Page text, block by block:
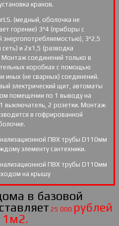
кранов.
(медный, оболочка не
горение) 3*4 (приборы с
энергопотребляемостью), 3*2,5
сеть) и 2х1,5 (разводка
Монтаж соединений только в
коробках с помощью
иных (не сварных) соединений.
электрический щит, автоматы
помещении по 1 выводу на
выключатель, 2 розетки. Монтаж
в гофрированной
ПВХ трубы D110мм
элементу сантехники.
ПВХ трубы D110мм
на крышу
в базовой
25 000 рублей
1м2.